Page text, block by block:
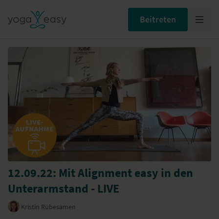
Beitreten
12.09.22: Mit Alignment easy in den
Unterarmstand - LIVE
Kristin Rübesamen